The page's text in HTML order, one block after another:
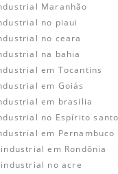
Maranhão
no piaui
no ceara
na bahia
em Tocantins
em Goiás
em brasilia
no Espírito santo
em Pernambuco
em Rondônia
no acre